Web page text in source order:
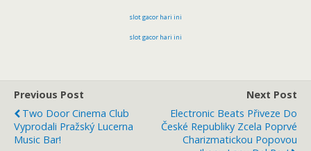
slot gacor hari ini
slot gacor hari ini
Previous Post
Two Door Cinema Club
Vyprodali Pražský Lucerna
Music Bar!
Next Post
Electronic Beats Přiveze Do
České Republiky Zcela Poprvé
Charizmatickou Popovou